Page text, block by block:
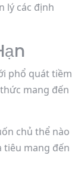
lý các định
phổ quát tiềm
mang đến
chủ thể nào
tiêu mang đến